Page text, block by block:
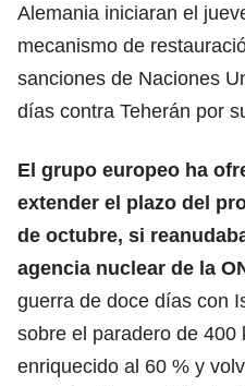
Alemania iniciaran el
mecanismo de
sanciones de Naciones
días contra Teherán por
El grupo europeo ha
extender el plazo del
de octubre, si
agencia nuclear de la
guerra de doce días con
sobre el paradero de 400
enriquecido al 60 % y